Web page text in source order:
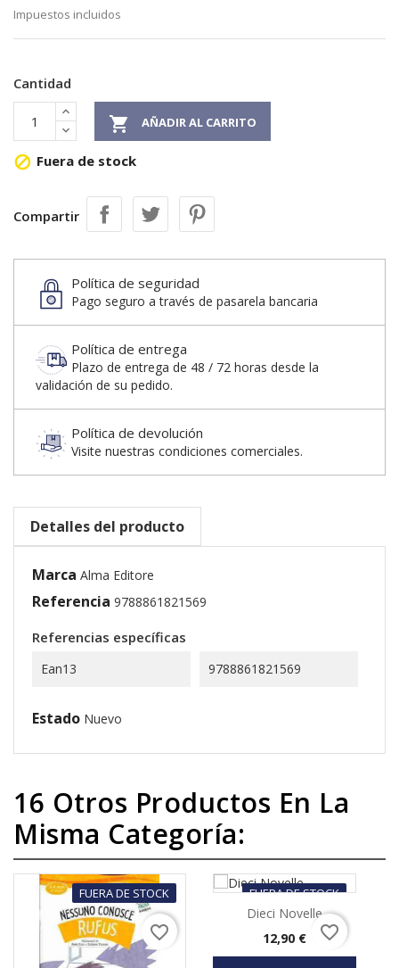
Impuestos incluidos
Cantidad
 AÑADIR AL CARRITO
 Fuera de stock
Compartir
Política de seguridad
Pago seguro a través de pasarela bancaria
Política de entrega
Plazo de entrega de 48 / 72 horas desde la
validación de su pedido.
Política de devolución
Visite nuestras condiciones comerciales.
Detalles del producto
Marca Alma Editore
Referencia 9788861821569
Referencias específicas
Ean13 9788861821569
Estado Nuevo
16 Otros Productos En La
Misma Categoría:
FUERA DE STOCK
favorite_border
FUERA DE STOCK
Dieci Novelle
Precio
12,90 € favorite_border